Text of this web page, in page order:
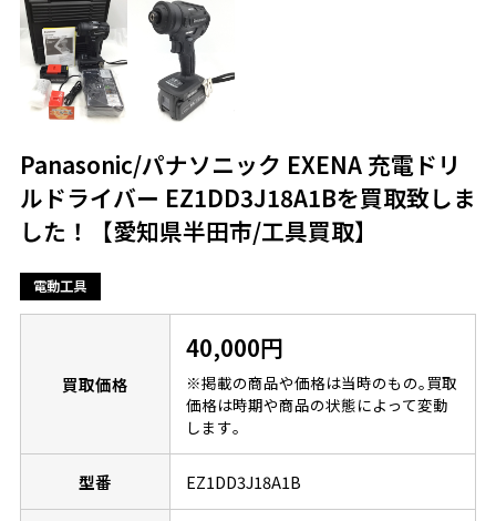
Panasonic/パナソニック EXENA 充電ドリ
ルドライバー EZ1DD3J18A1Bを買取致しま
した！【愛知県半田市/工具買取】
電動工具
買取価格
40,000円
※掲載の商品や価格は当時のもの｡買取
価格は時期や商品の状態によって変動
します｡
型番 EZ1DD3J18A1B